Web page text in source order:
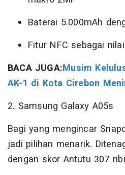
Baterai 5.000mAh
Fitur NFC sebagai
BACA JUGA:Musim
AK-1 di Kota Cirebon
2. Samsung Galaxy A05s
Bagi yang mengincar
jadi pilihan menarik.
dengan skor Antutu 307